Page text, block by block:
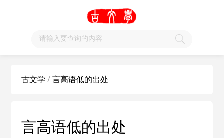
古文学 /言高语低的出处
言高语低的出处